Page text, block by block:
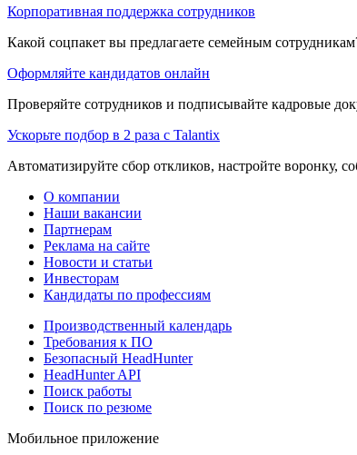
Корпоративная поддержка сотрудников
Какой соцпакет вы предлагаете семейным
Оформляйте кандидатов онлайн
Проверяйте сотрудников и подписывайте кадровые
Ускорьте подбор в 2 раза с Talantix
Автоматизируйте сбор откликов, настройте воронку,
О компании
Наши вакансии
Партнерам
Реклама на сайте
Новости и статьи
Инвесторам
Кандидаты по профессиям
Производственный календарь
Требования к ПО
Безопасный HeadHunter
HeadHunter API
Поиск работы
Поиск по резюме
Мобильное приложение